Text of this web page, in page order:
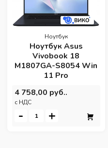
Ноутбук
Ноутбук Asus
Vivobook 18
M1807GA-S8054 Win
11 Pro
4 758,00 руб..
c НДС
- +